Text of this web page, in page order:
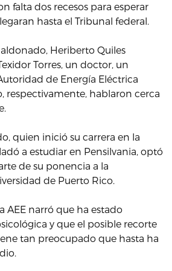
falta dos recesos para esperar
hasta el Tribunal federal.
Heriberto Quiles
Torres, un doctor, un
de Energía Eléctrica
respectivamente, hablaron cerca
quien inició su carrera en la
a estudiar en Pensilvania, optó
de su ponencia a la
de Puerto Rico.
AEE narró que ha estado
y que el posible recorte
tan preocupado que hasta ha